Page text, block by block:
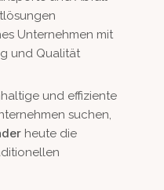
Unternehmen mit
und Qualität
und effiziente
suchen,
heute die